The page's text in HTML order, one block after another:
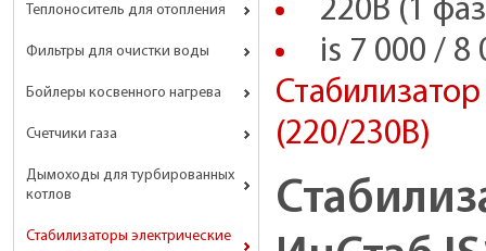
Теплоноситель для отопления
Фильтры для очистки воды
Бойлеры косвенного нагрева
Счетчики газа
Дымоходы для турбированных
котлов
Стабилизаторы электрические
220В (1
is 7 000 / 8
(220/230В)